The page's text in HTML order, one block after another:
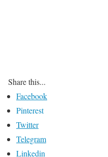
Share this...
Facebook
Pinterest
Twitter
Telegram
Linkedin